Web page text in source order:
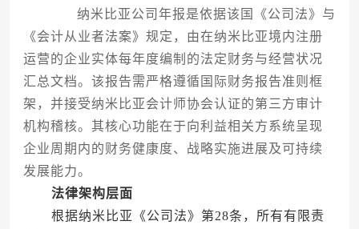
纳米比亚公司年报是依据该国《公司法》与
《会计从业者法案》规定，由在纳米比亚境内注册
运营的企业实体每年度编制的法定财务与经营状况
汇总文档。该报告需严格遵循国际财务报告准则框
架，并接受纳米比亚会计师协会认证的第三方审计
机构稽核。其核心功能在于向利益相关方系统呈现
企业周期内的财务健康度、战略实施进展及可持续
发展能力。
法律架构层面
根据纳米比亚《公司法》第28条，所有有限责